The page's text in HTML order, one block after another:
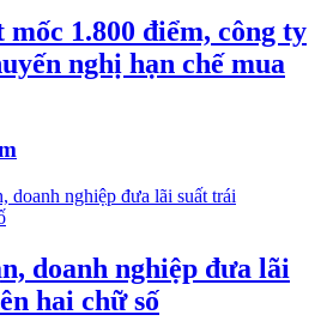
1.800 điểm, công ty
nghị hạn chế mua
doanh nghiệp đưa lãi
hai chữ số